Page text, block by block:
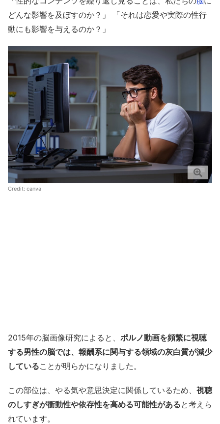
どんな影響を及ぼすのか？」 「それは恋愛や実際の性行
動にも影響を与えるのか？」
Credit: canva
2015年の脳画像研究によると、 ポルノ動画を頻繁に視聴
する男性の脳では、報酬系に関与する領域の灰白質が減少
していることが明らかになりました。
この部位は、やる気や意思決定に関係しているため、 視聴
のしすぎが衝動性や依存性を高める可能性があると考えら
れています。